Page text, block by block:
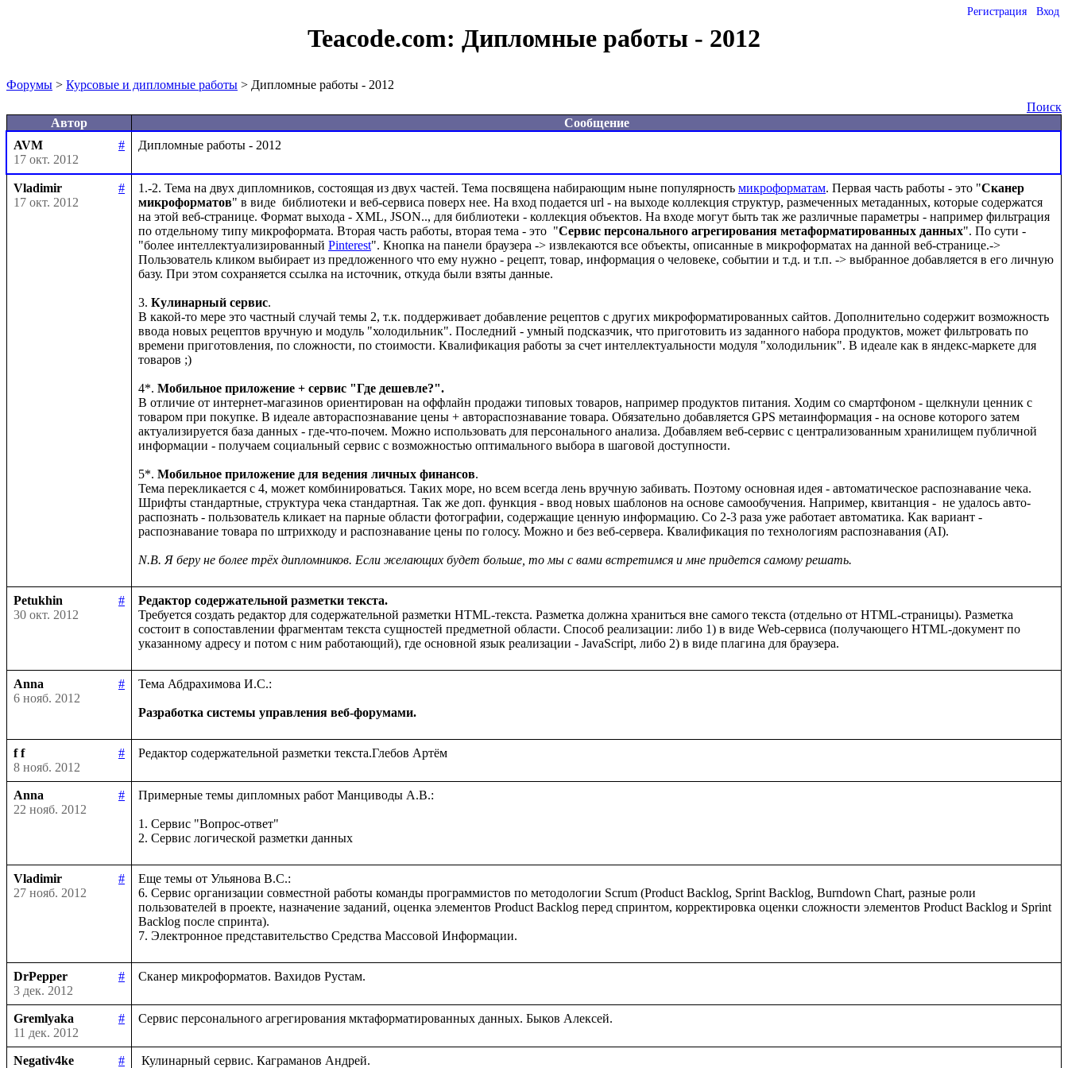
Регистрация Вход
Teacode.com: Дипломные работы - 2012
Форумы > Курсовые и дипломные работы > Дипломные работы - 2012
Поиск
Автор
Сообщение
AVM
#
17 окт. 2012
Vladimir
#
17 окт. 2012
1.-2. Тема на двух дипломников, состоящая из двух частей. Тема посвящена набирающим ныне популярность микроформатам. Первая часть работы - это "Сканер
микроформатов" в виде  библиотеки и веб-сервиса поверх нее. На вход подается url - на выходе коллекция структур, размеченных метаданных, которые содержатся
на этой веб-странице. Формат выхода - XML, JSON.., для библиотеки - коллекция объектов. На входе могут быть так же различные параметры - например фильтрация
по отдельному типу микроформата. Вторая часть работы, вторая тема - это  "Сервис персонального агрегирования метаформатированных данных". По сути -
"более интеллектуализированный Pinterest". Кнопка на панели браузера -> извлекаются все объекты, описанные в микроформатах на данной веб-странице.->
Пользователь кликом выбирает из предложенного что ему нужно - рецепт, товар, информация о человеке, событии и т.д. и т.п. -> выбранное добавляется в его личную
базу. При этом сохраняется ссылка на источник, откуда были взяты данные.
3. Кулинарный сервис.
В какой-то мере это частный случай темы 2, т.к. поддерживает добавление рецептов c других микроформатированных сайтов. Дополнительно содержит возможность
ввода новых рецептов вручную и модуль "холодильник". Последний - умный подсказчик, что приготовить из заданного набора продуктов, может фильтровать по
времени приготовления, по сложности, по стоимости. Квалификация работы за счет интеллектуальности модуля "холодильник". В идеале как в яндекс-маркете для
товаров ;)
4*. Мобильное приложение + сервис "Где дешевле?".
В отличие от интернет-магазинов ориентирован на оффлайн продажи типовых товаров, например продуктов питания. Ходим со смартфоном - щелкнули ценник с
товаром при покупке. В идеале автораспознавание цены + автораспознавание товара. Обязательно добавляется GPS метаинформация - на основе которого затем
актуализируется база данных - где-что-почем. Можно использовать для персонального анализа. Добавляем веб-сервис с централизованным хранилищем публичной
информации - получаем социальный сервис с возможностью оптимального выбора в шаговой доступности.
5*. Мобильное приложение для ведения личных финансов.
Тема перекликается с 4, может комбинироваться. Таких море, но всем всегда лень вручную забивать. Поэтому основная идея - автоматическое распознавание чека.
Шрифты стандартные, структура чека стандартная. Так же доп. функция - ввод новых шаблонов на основе самообучения. Например, квитанция -  не удалось авто-
распознать - пользователь кликает на парные области фотографии, содержащие ценную информацию. Со 2-3 раза уже работает автоматика. Как вариант -
распознавание товара по штрихкоду и распознавание цены по голосу. Можно и без веб-сервера. Квалификация по технологиям распознавания (AI).
N.B. Я беру не более трёх дипломников. Если желающих будет больше, то мы с вами встретимся и мне придется самому решать.
Petukhin
#
30 окт. 2012
Редактор содержательной разметки текста.
Требуется создать редактор для содержательной разметки HTML-текста. Разметка должна храниться вне самого текста (отдельно от HTML-страницы). Разметка
состоит в сопоставлении фрагментам текста сущностей предметной области. Способ реализации: либо 1) в виде Web-сервиса (получающего HTML-документ по
Anna
#
6 нояб. 2012
Тема Абдрахимова И.С.:
Разработка системы управления веб-форумами.
f f
#
8 нояб. 2012
Anna
#
22 нояб. 2012
Примерные темы дипломных работ Манциводы А.В.:
1. Сервис "Вопрос-ответ"
Vladimir
#
27 нояб. 2012
Еще темы от Ульянова В.С.:
6. Сервис организации совместной работы команды программистов по методологии Scrum (Product Backlog, Sprint Backlog, Burndown Chart, разные роли
пользователей в проекте, назначение заданий, оценка элементов Product Backlog перед спринтом, корректировка оценки сложности элементов Product Backlog и Sprint
Backlog после спринта).
DrPepper
#
3 дек. 2012
Gremlyaka
#
11 дек. 2012
Negativ4ke
#